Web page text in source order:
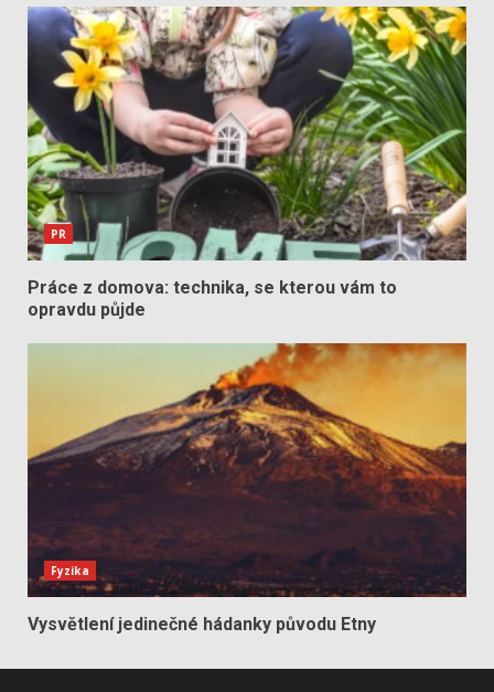
PR
Práce z domova: technika, se kterou vám to
opravdu půjde
Fyzika
Vysvětlení jedinečné hádanky původu Etny